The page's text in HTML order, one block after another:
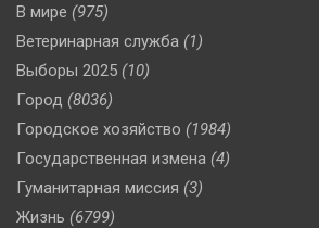
В мире (975)
Ветеринарная служба (1)
Выборы 2025 (10)
Город (8036)
Городское хозяйство (1984)
Государственная измена (4)
Гуманитарная миссия (3)
Жизнь (6799)